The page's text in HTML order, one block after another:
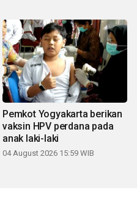
Pemkot Yogyakarta berikan
vaksin HPV perdana pada
anak laki-laki
04 August 2026 15:59 WIB